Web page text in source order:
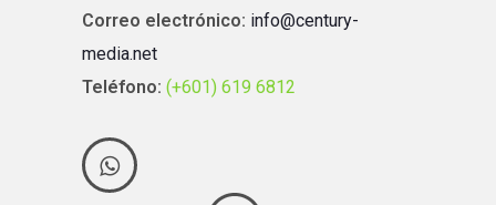
Correo electrónico: info@century-
media.net
Teléfono: (+601) 619 6812